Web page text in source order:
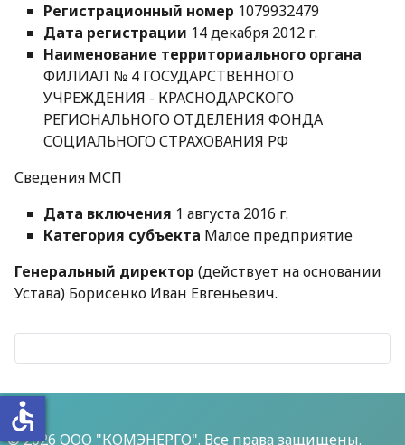
Регистрационный номер 1079932479
Дата регистрации 14 декабря 2012 г.
Наименование территориального органа
ФИЛИАЛ № 4 ГОСУДАРСТВЕННОГО
УЧРЕЖДЕНИЯ - КРАСНОДАРСКОГО
РЕГИОНАЛЬНОГО ОТДЕЛЕНИЯ ФОНДА
СОЦИАЛЬНОГО СТРАХОВАНИЯ РФ
Сведения МСП
Дата включения 1 августа 2016 г.
Категория субъекта Малое предприятие
Генеральный директор (действует на основании
Устава) Борисенко Иван Евгеньевич.
© 2026 ООО "КОМЭНЕРГО". Все права защищены.
accessible